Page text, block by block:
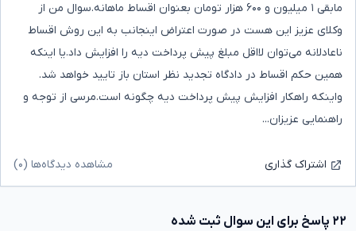
مابقی ۱ میلیون و ۶۰۰ هزار تومان بعنوان اقساط ماهانه.‌سوال من از
وکلای عزیز این هست در صورت اعتراض اینجانب به این روش اقساط
ناعادلانه می‌توان لااقل مبلغ پیش پرداخت دیه را افزایش داد.‌یا اینکه
همین حکم اقساط در دادگاه تجدید نظر استان باز تایید خواهد شد.
واینکه راهکار افزایش پیش پرداخت دیه چگونه است.‌مرسی از توجه و
راهنمایی عزیزان...
اشتراک گذاری مشاهده دیدگاه‌ها (۰)
۲۲ پاسخ برای این سوال ثبت شده